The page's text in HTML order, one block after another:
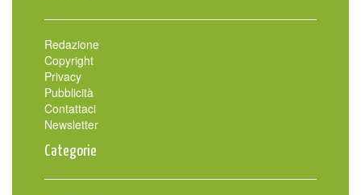
Redazione
Copyright
Privacy
Pubblicità
Contattaci
Newsletter
Categorie